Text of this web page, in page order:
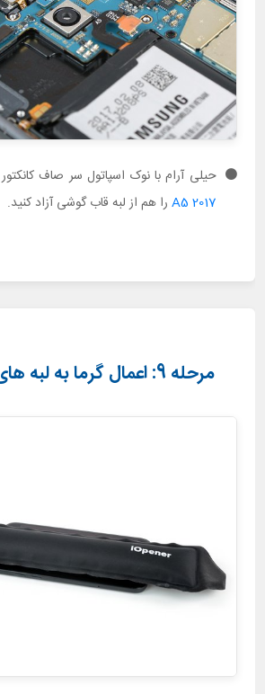
حیلی آرام با نوک اسپاتول سر صاف کانکتور
A5 2017 را هم از لبه قاب گوشی آزاد کنید.
مرحله 9: اعمال گرما به لبه های ال سی دی